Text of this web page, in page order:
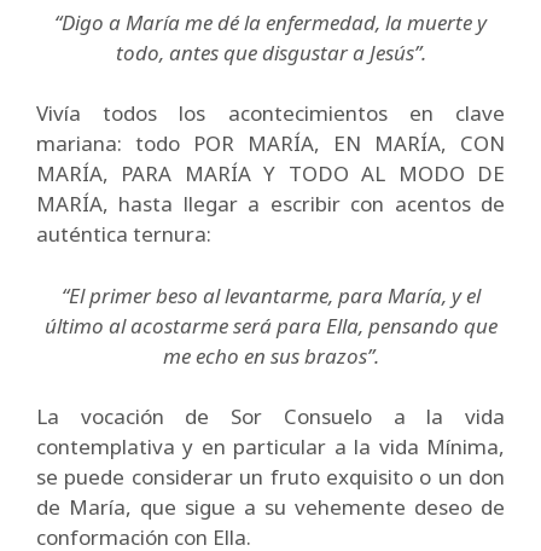
“Digo a María me dé la enfermedad, la muerte y
todo, antes que disgustar a Jesús”.
Vivía todos los acontecimientos en clave
mariana: todo POR MARÍA, EN MARÍA, CON
MARÍA, PARA MARÍA Y TODO AL MODO DE
MARÍA, hasta llegar a escribir con acentos de
auténtica ternura:
“El primer beso al levantarme, para María, y el
último al acostarme será para Ella, pensando que
me echo en sus brazos”.
La vocación de Sor Consuelo a la vida
contemplativa y en particular a la vida Mínima,
se puede considerar un fruto exquisito o un don
de María, que sigue a su vehemente deseo de
conformación con Ella.